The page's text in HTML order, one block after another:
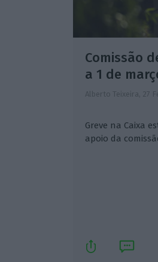
Comissão
a 1 de
Alberto Teixeira, 27
Greve na Caixa
apoio da